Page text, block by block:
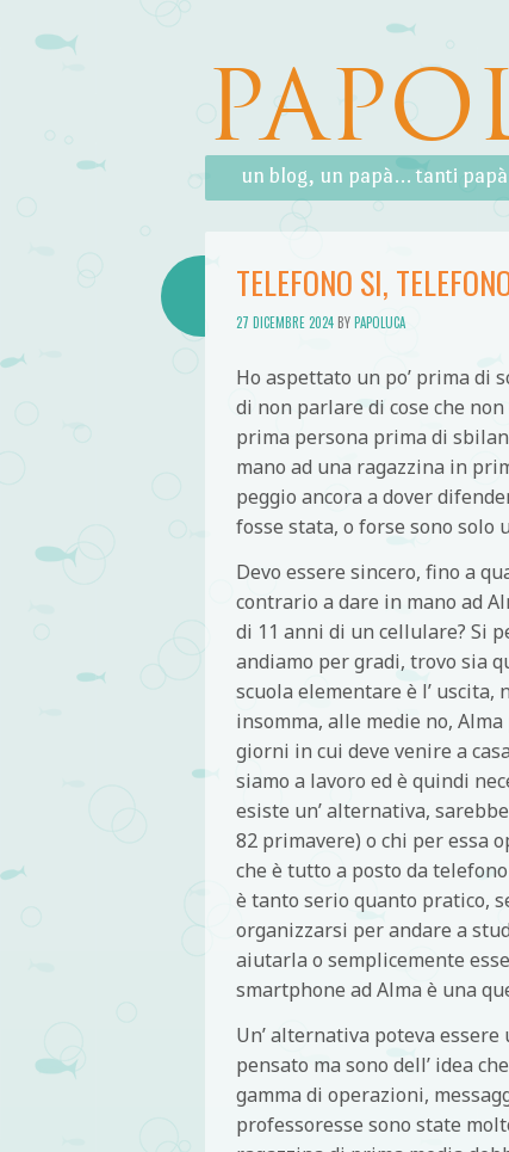
un blog, un papà… tanti papà
Menu
Skip to content
TELEFONO SI,
27 DICEMBRE 2024BYPAPOLUCA
Ho aspettato un po’ prima di
di non parlare di cose che
prima persona prima di
mano ad una ragazzina in
peggio ancora a dover
fosse stata, o forse sono solo
Devo essere sincero, fino a
contrario a dare in mano ad
di 11 anni di un cellulare? Si
andiamo per gradi, trovo sia
scuola elementare è l’
insomma, alle medie no,
giorni in cui deve venire a
siamo a lavoro ed è quindi
esiste un’ alternativa,
82 primavere) o chi per essa
che è tutto a posto da
è tanto serio quanto pratico,
organizzarsi per andare a
aiutarla o semplicemente
smartphone ad Alma è una
Un’ alternativa poteva
pensato ma sono dell’ idea
gamma di operazioni,
professoresse sono state